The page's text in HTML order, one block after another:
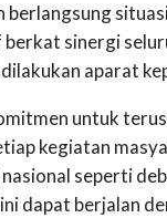
berlangsung
berkat sinergi
aparat
untuk
kegiatan
seperti
dapat berjalan